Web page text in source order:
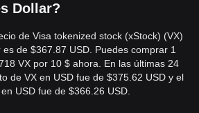
Dollar?
de Visa tokenized stock (xStock) (VX)
de $367.87 USD. Puedes comprar 1
VX por 10 $ ahora. En las últimas 24
de VX en USD fue de $375.62 USD y el
USD fue de $366.26 USD.